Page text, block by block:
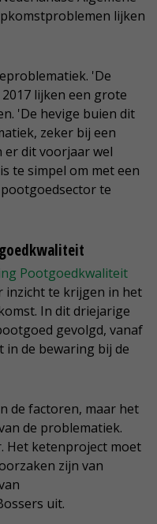
lijken
'De
lijken een grote
'De hevige buien dit
zeker bij een
er dit voorjaar wel
te simpel om met een
te
Pootgoedkwaliteit
inzicht te krijgen in het
In dit driejarige
gevolgd, vanaf
de bewaring bij de
de factoren, maar het
de problematiek.
Het ketenproject moet
zijn van
uit.